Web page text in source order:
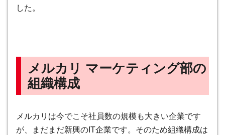
した。
メルカリ マーケティング部の
組織構成
メルカリは今でこそ社員数の規模も大きい企業です
が、まだまだ新興のIT企業です。そのため組織構成は